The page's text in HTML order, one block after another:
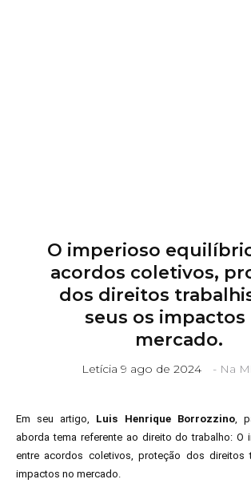
O imperioso
acordos coletivos,
dos direitos
seus os impactos
mercado.
Letícia 9 ago de 2024 - Na
Em seu artigo, Luis Henrique Borrozzino,
aborda tema referente ao direito do trabalho: O
entre acordos coletivos, proteção dos direitos
impactos no mercado.